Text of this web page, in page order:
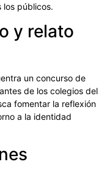
públicos.
y relato
un concurso de
de los colegios del
fomentar la reflexión
a la identidad